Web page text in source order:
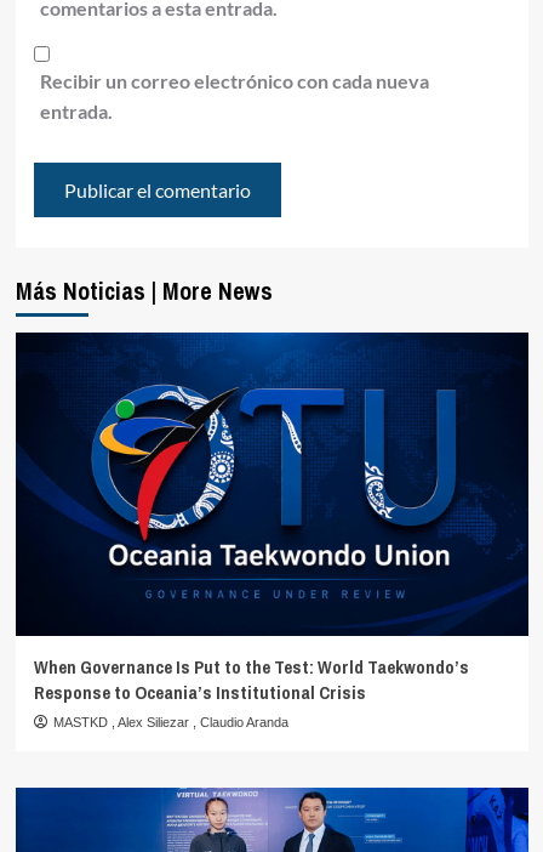
comentarios a esta entrada.
Recibir un correo electrónico con cada nueva
entrada.
Más Noticias | More News
When Governance Is Put to the Test: World Taekwondo’s
Response to Oceania’s Institutional Crisis
MASTKD Alex Siliezar Claudio Aranda